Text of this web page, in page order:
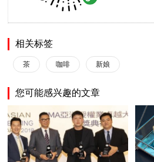
相关标签
茶 咖啡 新娘
您可能感兴趣的文章